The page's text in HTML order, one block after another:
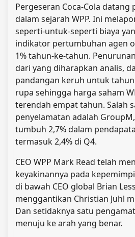
Pergeseran Coca-Cola
dalam sejarah WPP. Ini
seperti-untuk-seperti biaya
indikator pertumbuhan agen
1% tahun-ke-tahun.
dari yang diharapkan analis,
pandangan keruh untuk
rupa sehingga harga saham
terendah empat tahun. Salah
penyelamatan adalah
tumbuh 2,7% dalam
termasuk 2,4% di Q4.
CEO WPP Mark Read telah
keyakinannya pada
di bawah CEO global Brian
menggantikan Christian Juhl
Dan setidaknya satu
menuju ke arah yang benar.